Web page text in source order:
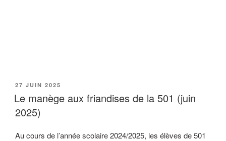
PUBLIÉ
LE
27 JUIN 2025
Le manège aux friandises de la 501 (juin
2025)
Au cours de l’année scolaire 2024/2025, les élèves de 501